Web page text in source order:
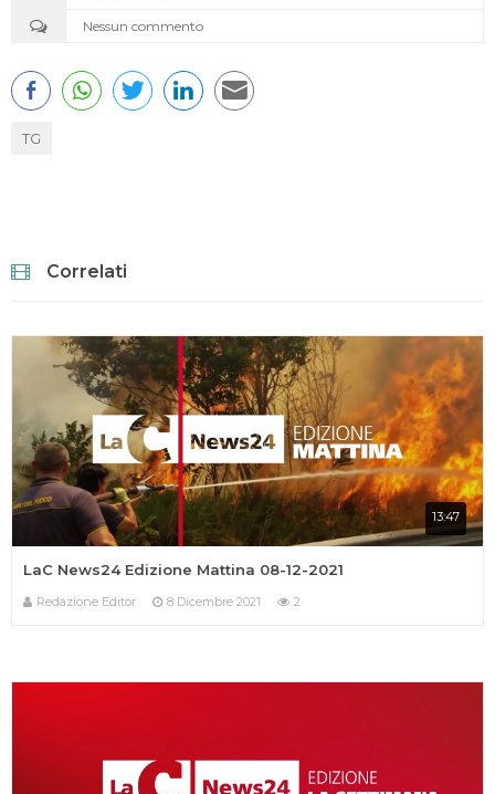
Nessun commento
TG
Correlati
13:47
LaC News24 Edizione Mattina 08-12-2021
Redazione Editor 8 Dicembre 2021 2